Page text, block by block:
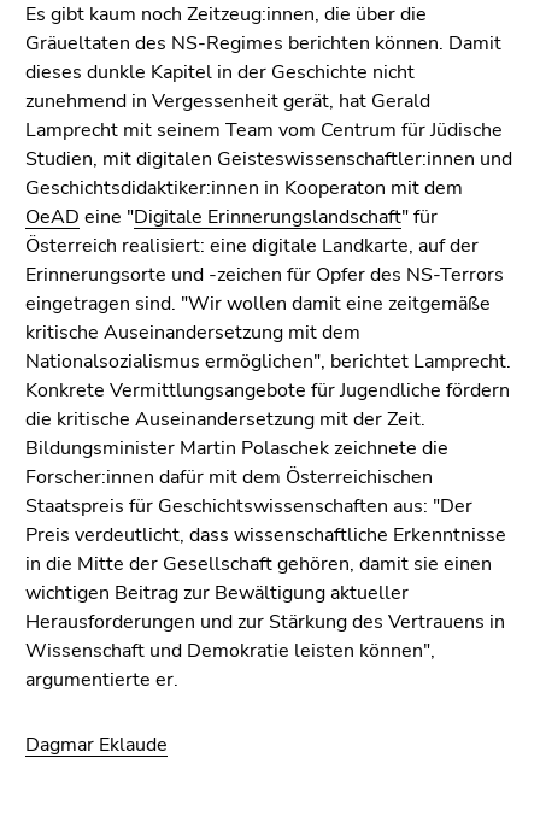
Suche
(Zugriffstaste
9)
Es gibt kaum noch Zeitzeug:innen, die über die
Gräueltaten des NS-Regimes berichten können. Damit
dieses dunkle Kapitel in der Geschichte nicht
zunehmend in Vergessenheit gerät, hat Gerald
Lamprecht mit seinem Team vom Centrum für Jüdische
Studien, mit digitalen Geisteswissenschaftler:innen und
Geschichtsdidaktiker:innen in Kooperaton mit dem
OeAD eine "Digitale Erinnerungslandschaft" für
Österreich realisiert: eine digitale Landkarte, auf der
Erinnerungsorte und -zeichen für Opfer des NS-Terrors
eingetragen sind. "Wir wollen damit eine zeitgemäße
kritische Auseinandersetzung mit dem
Nationalsozialismus ermöglichen", berichtet Lamprecht.
Konkrete Vermittlungsangebote für Jugendliche fördern
die kritische Auseinandersetzung mit der Zeit.
Bildungsminister Martin Polaschek zeichnete die
Forscher:innen dafür mit dem Österreichischen
Staatspreis für Geschichtswissenschaften aus: "Der
Preis verdeutlicht, dass wissenschaftliche Erkenntnisse
in die Mitte der Gesellschaft gehören, damit sie einen
wichtigen Beitrag zur Bewältigung aktueller
Herausforderungen und zur Stärkung des Vertrauens in
Wissenschaft und Demokratie leisten können",
argumentierte er.
Dagmar Eklaude